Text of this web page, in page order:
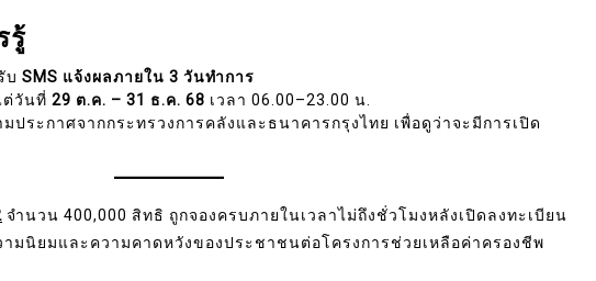
รู้
บ SMS แจ้งผลภายใน 3 วันทำการ
ต่วันที่ 29 ต.ค. – 31 ธ.ค. 68 เวลา 06.00–23.00 น.
ประกาศจากกระทรวงการคลังและธนาคารกรุงไทย เพื่อดูว่าจะมีการเปิด
จำนวน 400,000 สิทธิ ถูกจองครบภายในเวลาไม่ถึงชั่วโมงหลังเปิดลงทะเบียน
มนิยมและความคาดหวังของประชาชนต่อโครงการช่วยเหลือค่าครองชีพ